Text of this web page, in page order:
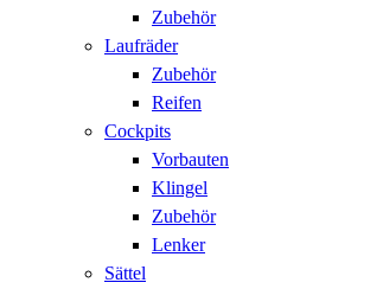
Zubehör
Laufräder
Zubehör
Reifen
Cockpits
Vorbauten
Klingel
Zubehör
Lenker
Sättel